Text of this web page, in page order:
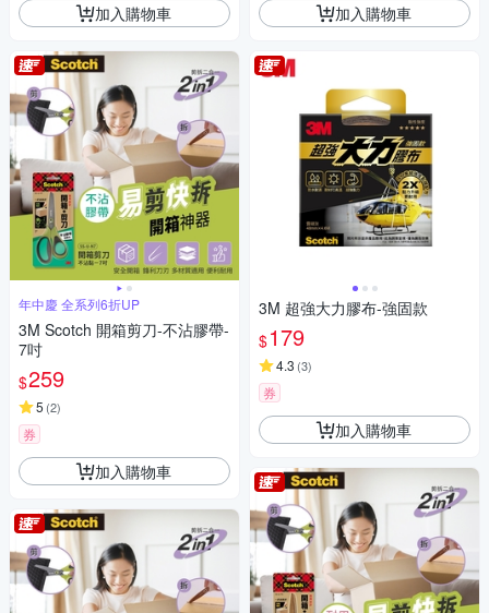
加入購物車
年中慶 全系列6折UP
3M Scotch 開箱剪刀-不沾膠帶-
7吋
$259
5 (2)
券
加入購物車
加入購物車
3M 超強大力膠布-強固款
$179
4.3 (3)
券
加入購物車